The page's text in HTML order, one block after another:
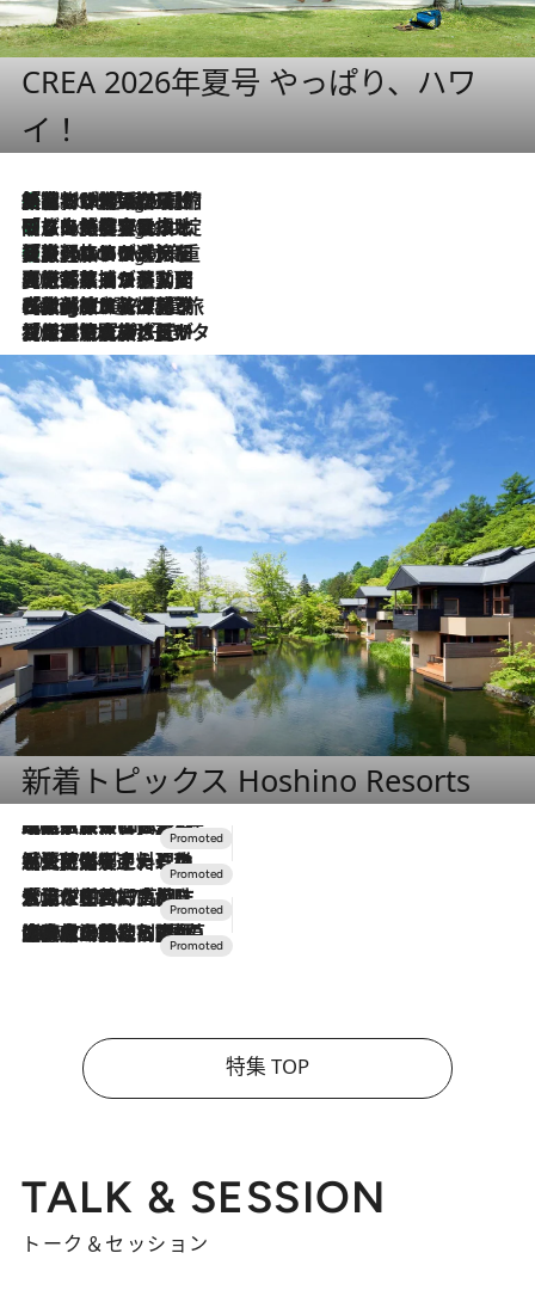
CREA 2026年夏号 やっぱり、ハワ
イ！
5 Hours Ago
「荷物が増えるほど旅ストレスは増す」美容ジャーナリストがたどり着いた最終結論。“化粧品を劇的に減らす”感動の凝縮美容とは
5 Hours Ago
「旅先には金髪ウィッグを持参」日本と同じメイクでは損してる!? 美容ジャーナリストが提案する“掟破りの旅美容”とは
5 Hours Ago
【厳選旅コスメ】「身軽さ＆UV対策重視！」ヘアアーティストshucoが選んだ夏旅ベストコスメを発表【Mサイズジップ】
2026.8.5
【厳選旅コスメ】国内をあちこち移動する河井菜摘が選んだ夏旅ベストコスメ発表！「リラックスアイテムはマスト」【Mサイズジップ】
2026.8.4
【厳選旅コスメ】「紫外線＆乾燥対策しながらメイク感も！」ヘア＆メイクGeorgeが選んだ夏旅ベストコスメを発表！【Mサイズジップ】
2026.8.3
【厳選旅コスメ】「保湿もタイパ重視！」“サウナ好き”タレント清水みさとが愛用する夏旅ベストコスメを発表！【Mサイズジップ】
新着トピックス Hoshino Resorts
2026.7.31
【ホテル帰省】という選択肢をOMOが提案。家族とほどよい距離を保つには「昼は実家、夜は気兼ねなくホテルで！」
2026.7.24
【夏限定ディナーコース】旬を迎える稚鮎や花ズッキーニなどをイタリア・トスカーナの郷土料理の手法で満喫！
2026.7.17
「土佐和ハーブかき氷」がOMO7高知に登場！生姜、山椒、大葉など目にも舌にも涼を呼ぶ郷土の味
2026.7.10
NEW OPEN！【界 草津】名湯の地に誕生。趣の異なる2種の温泉と上州ならではの会席・蕎麦割烹など美食を味わう究極の癒やし旅
特集 TOP
TALK & SESSION
トーク＆セッション